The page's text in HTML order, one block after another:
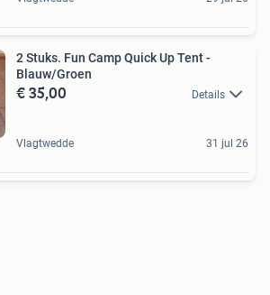
2 Stuks. Fun Camp Quick Up Tent -
Blauw/Groen
€ 35,00 Details
Vlagtwedde 31 jul 26